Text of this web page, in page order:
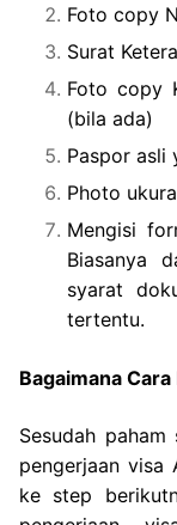
Foto copy
Surat
Foto copy
(bila ada)
Paspor asli
Photo
Mengisi
Biasanya
syarat
tertentu.
Bagaimana
Sesudah
pengerjaan visa
ke step